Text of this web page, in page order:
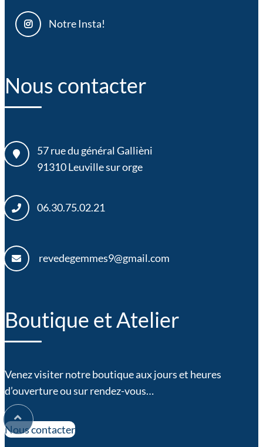
Notre Insta!
Nous contacter
57 rue du général Gallièni
91310Leuville sur orge
06.30.75.02.21
revedegemmes9@gmail.com
Boutique et Atelier
Venez visiter notre boutique aux jours et heures
d’ouverture ou sur rendez-vous…
Nous contacter